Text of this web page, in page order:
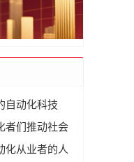
自动化科技
者们推动社会
化从业者的人